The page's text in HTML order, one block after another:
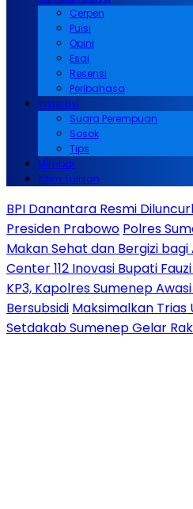
Cerpen
Puisi
Opini
Esai
Resensi
Peribahasa
Inspirasi
Suara Perempuan
Sosok
Tips
Mimbar
Kirim Tulisan
BPI Danantara Resmi
Presiden Prabowo Polres
Makan Sehat dan Bergizi bagi
Center 112 Inovasi Bupati
KP3, Kapolres Sumenep
Bersubsidi Maksimalkan Trias
Setdakab Sumenep Gelar